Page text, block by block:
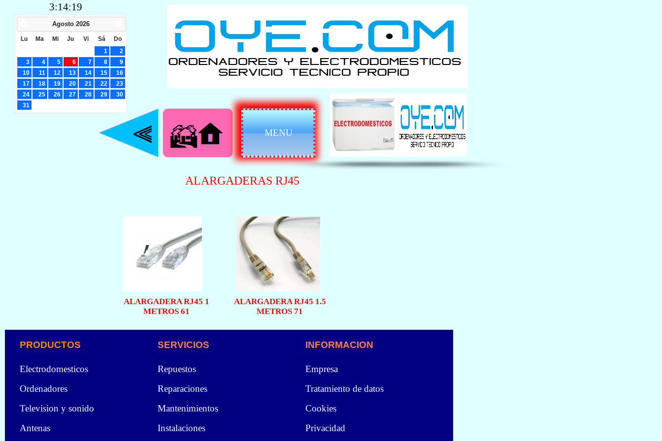
ALARGADERA RJ45 1.5
METROS 71
ALARGADERA RJ45 1
METROS 61
3:14:19
Agosto 2026
Lu Ma Mi Ju Vi Sá
Do
1
2
3
4 5 6 7 8
9
10
11 12 13 14 15
16
17
18 19 20 21 22
23
24
25 26 27 28 29
30
31
MENU
ALARGADERAS RJ45
Repuestos
Reparaciones
Mantenimientos
Instalaciones
Electrodomesticos
Ordenadores
Television y sonido
Antenas
Empresa
Tratamiento de datos
Cookies
Privacidad
INFORMACION
PRODUCTOS SERVICIOS